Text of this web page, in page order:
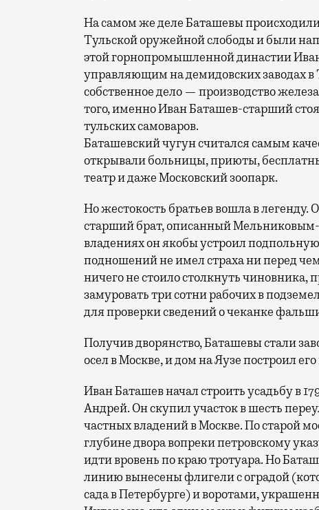
На самом же деле Баташевы
Тульской оружейной слободы и были
этой горнопромышленной династии
управляющим на демидовских заводах в
собственное дело — производство
того, именно Иван Баташев-старший
тульских самоваров.
Баташевский чугун считался самым
открывали больницы, приюты,
театр и даже Московский зоопарк.
Но жестокость братьев вошла в
старший брат, описанный Мельниковым-
владениях он якобы устроил
подношений не имел страха ни перед
ничего не стоило столкнуть чиновника,
замуровать три сотни рабочих в
для проверки сведений о чеканке
Получив дворянство, Баташевы стали
осел в Москве, и дом на Яузе построил
Иван Баташев начал строить усадьбу в
Андрей. Он скупил участок в шесть
частных владений в Москве. По старой
глубине двора вопреки петровскому
идти вровень по краю тротуара. Но
линию вынесены флигели с оградой
сада в Петербурге) и воротами,